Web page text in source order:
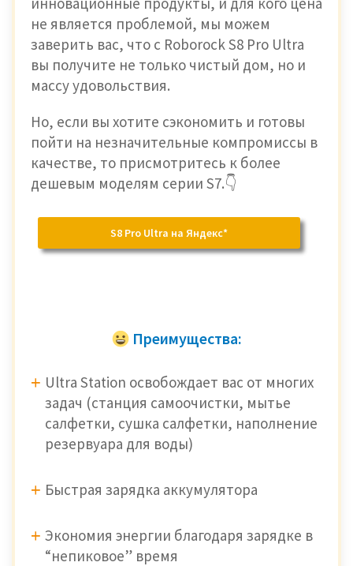
не является проблемой, мы можем
заверить вас, что с Roborock S8 Pro Ultra
вы получите не только чистый дом, но и
массу удовольствия.
Но, если вы хотите сэкономить и готовы
пойти на незначительные компромиссы в
качестве, то присмотритесь к более
дешевым моделям серии S7.👇
S8 Pro Ultra на Яндекс*
Преимущества:
Ultra Station освобождает вас от многих
задач (станция самоочистки, мытье
салфетки, сушка салфетки, наполнение
резервуара для воды)
Быстрая зарядка аккумулятора
Экономия энергии благодаря зарядке в
“непиковое” время